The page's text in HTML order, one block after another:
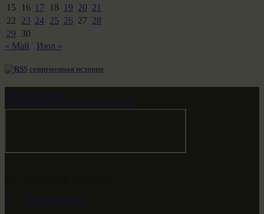
15
16 17 18 19 20 21
22
23 24 25 26 27 28
29
30
« Май
Июл »
современная история
Звездные врата
НАШ МИР ВЧЕРА СЕГОДНЯ И ЗАВТРА
+682 (000) 0001